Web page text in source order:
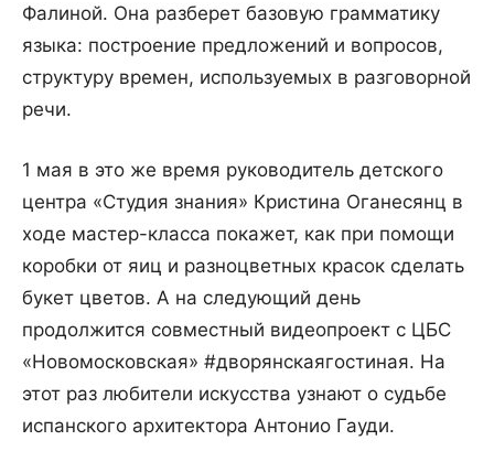
Фалиной. Она разберет базовую грамматику
языка: построение предложений и вопросов,
структуру времен, используемых в разговорной
речи.
1 мая в это же время руководитель детского
центра «Студия знания» Кристина Оганесянц в
ходе мастер-класса покажет, как при помощи
коробки от яиц и разноцветных красок сделать
букет цветов. А на следующий день
продолжится совместный видеопроект с ЦБС
«Новомосковская» #дворянскаягостиная. На
этот раз любители искусства узнают о судьбе
испанского архитектора Антонио Гауди.